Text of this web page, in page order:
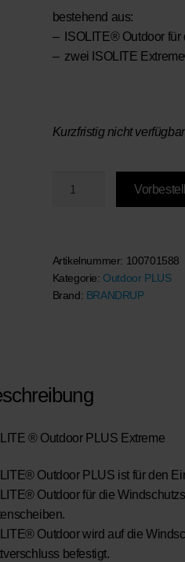
bestehend aus:
– ISOLITE® Outdoor für
– zwei ISOLITE
Kurzfristig nicht
PLUS
Extreme
für
Artikelnummer: 100701588
Kategorie: Outdoor PLUS
Brand: BRANDRUP
® Outdoor PLUS Extreme
Outdoor PLUS ist für den
Outdoor für die
Outdoor wird auf die
befestigt.